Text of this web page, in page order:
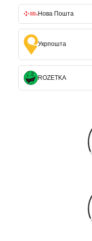
Нова Пошта
Укрпошта
ROZETKA